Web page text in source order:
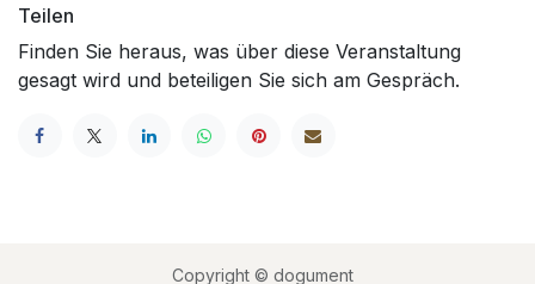
Teilen
Finden Sie heraus, was über diese Veranstaltung
gesagt wird und beteiligen Sie sich am Gespräch.
Copyright © dogument